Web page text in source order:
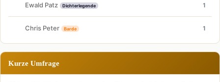
Ewald Patz Dichterlegende 1
Chris Peter Barde 1
Kurze Umfrage